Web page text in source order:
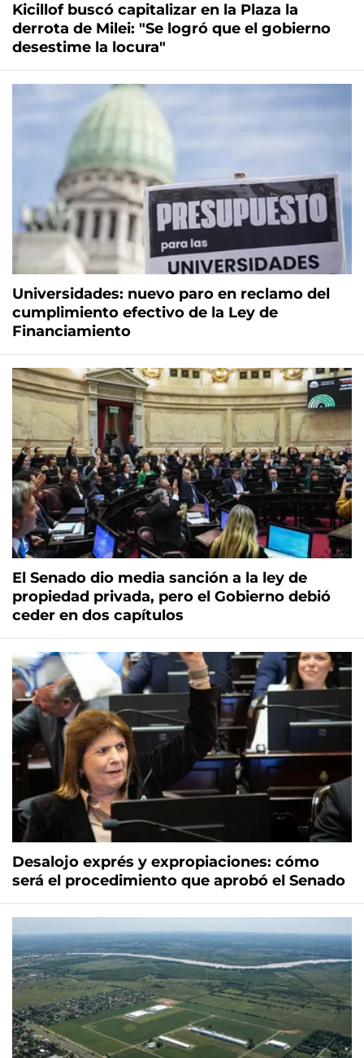
Kicillof buscó capitalizar en la Plaza la
derrota de Milei: "Se logró que el gobierno
desestime la locura"
Universidades: nuevo paro en reclamo del
cumplimiento efectivo de la Ley de
Financiamiento
El Senado dio media sanción a la ley de
propiedad privada, pero el Gobierno debió
ceder en dos capítulos
Desalojo exprés y expropiaciones: cómo
será el procedimiento que aprobó el Senado